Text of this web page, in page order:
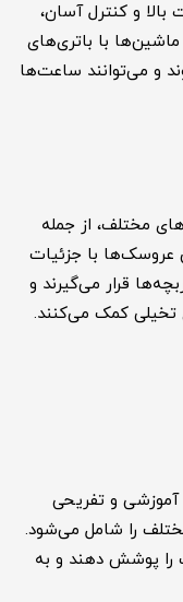
و کنترل آسان،
با باتری‌های
و می‌توانند ساعت‌ها
مختلف، از جمله
عروسک‌ها با جزئیات
قرار می‌گیرند و
تخیلی کمک می‌کنند.
آموزشی و تفریحی
را شامل می‌شود.
را پوشش دهند و به